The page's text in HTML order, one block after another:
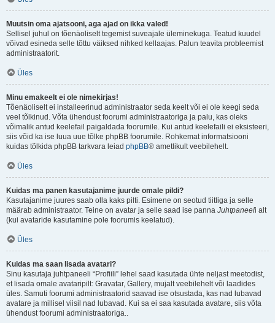
Muutsin oma ajatsooni, aga ajad on ikka valed!
Sellisel juhul on tõenäoliselt tegemist suveajale üleminekuga. Teatud kuudel
võivad esineda selle tõttu väiksed nihked kellaajas. Palun teavita probleemist
administraatorit.
Üles
Minu emakeelt ei ole nimekirjas!
Tõenäoliselt ei installeerinud administraator seda keelt või ei ole keegi seda
veel tõlkinud. Võta ühendust foorumi administraatoriga ja palu, kas oleks
võimalik antud keelefail paigaldada foorumile. Kui antud keelefaili ei eksisteeri,
siis võid ka ise luua uue tõlke phpBB foorumile. Rohkemat informatsiooni
kuidas tõlkida phpBB tarkvara leiad phpBB® ametlikult veebilehelt.
Üles
Kuidas ma panen kasutajanime juurde omale pildi?
Kasutajanime juures saab olla kaks pilti. Esimene on seotud tiitliga ja selle
määrab administraator. Teine on avatar ja selle saad ise panna Juhtpaneeli alt
(kui avataride kasutamine pole foorumis keelatud).
Üles
Kuidas ma saan lisada avatari?
Sinu kasutaja juhtpaneeli “Profiili” lehel saad kasutada ühte neljast meetodist,
et lisada omale avataripilt: Gravatar, Gallery, mujalt veebilehelt või laadides
üles. Samuti foorumi administraatorid saavad ise otsustada, kas nad lubavad
avatare ja millisel viisil nad lubavad. Kui sa ei saa kasutada avatare, siis võta
ühendust foorumi administraatoriga..